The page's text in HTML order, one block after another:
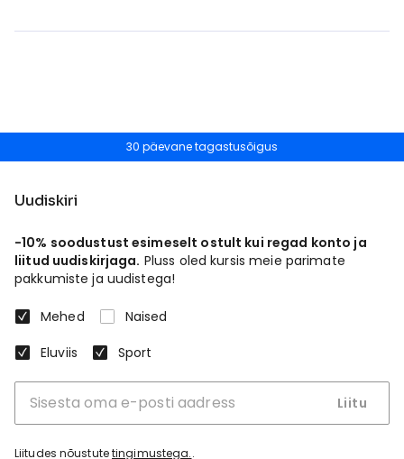
30 päevane tagastusõigus
Uudiskiri
-10% soodustust esimeselt ostult kui regad konto ja
liitud uudiskirjaga. Pluss oled kursis meie parimate
pakkumiste ja uudistega!
Mehed
Naised
Eluviis
Sport
Liitu
Liitudes nõustutetingimustega..